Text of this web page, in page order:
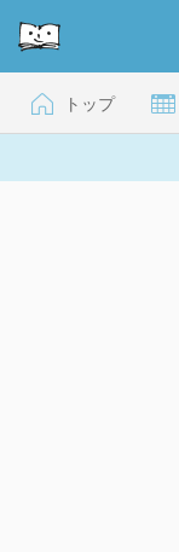
トップ